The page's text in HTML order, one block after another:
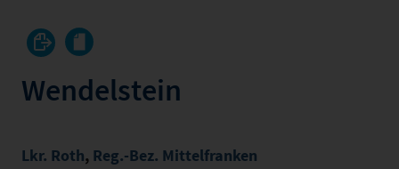
Wendelstein
Lkr. Roth, Reg.-Bez. Mittelfranken